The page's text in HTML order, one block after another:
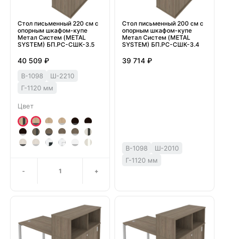
Стол письменный 220 см с
опорным шкафом-купе
Метал Систем (METAL
SYSTEM) БП.РС-СШК-3.5
40 509 ₽
В-1098
Ш-2210
Г-1120 мм
Цвет
- +
Стол письменный 200 см с
опорным шкафом-купе
Метал Систем (METAL
SYSTEM) БП.РС-СШК-3.4
39 714 ₽
В-1098
Ш-2010
Г-1120 мм